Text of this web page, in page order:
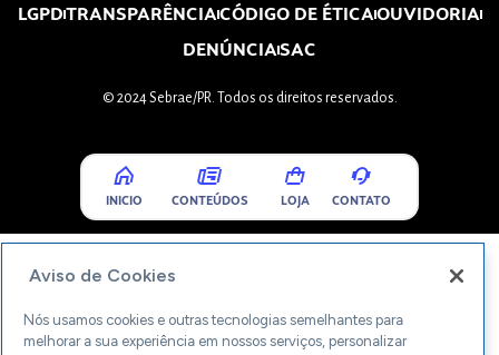
LGPDTRANSPARÊNCIACÓDIGO DE ÉTICAOUVIDORIA
DENÚNCIASAC
© 2024 Sebrae/PR. Todos os direitos reservados.
INICIO CONTEÚDOS LOJA CONTATO
Aviso de Cookies
Nós usamos cookies e outras tecnologias semelhantes para
melhorar a sua experiência em nossos serviços, personalizar